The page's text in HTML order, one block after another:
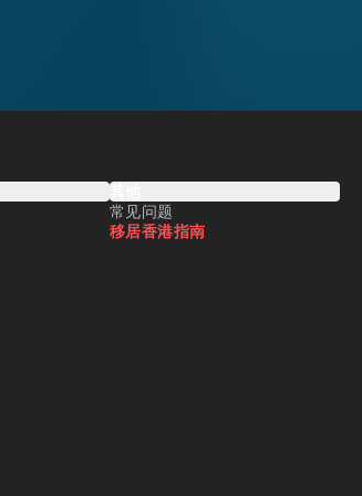
其他
常见问题
移居香港指南